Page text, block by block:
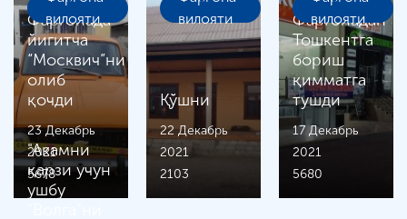
вилояти
Фарғонада
йигитча
“Москвич”ни
олиб
қочди
23 Декабрь
2021
5678
вилояти
Қўшни
22 Декабрь
2021
2103
вилояти
Фарғонадан
Тошкентга
бориш
қимматга
тушди
17 Декабрь
2021
5680
"Акамни
қарзи учун
ушбу